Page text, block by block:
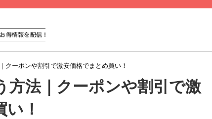
クーポンや割引で激安価格でまとめ買い！
方法｜クーポンや割引で激
！